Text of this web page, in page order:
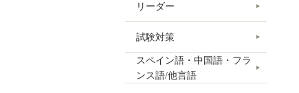
リーダー
試験対策
スペイン語・中国語・フラ
ンス語/他言語